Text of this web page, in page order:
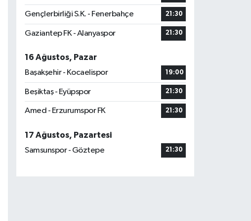
Gençlerbirliği S.K. - Fenerbahçe 21:30
Gaziantep FK - Alanyaspor 21:30
16 Ağustos, Pazar
Başakşehir - Kocaelispor
19:00
Beşiktaş - Eyüpspor 21:30
Amed - Erzurumspor FK 21:30
17 Ağustos, Pazartesi
Samsunspor - Göztepe
21:30